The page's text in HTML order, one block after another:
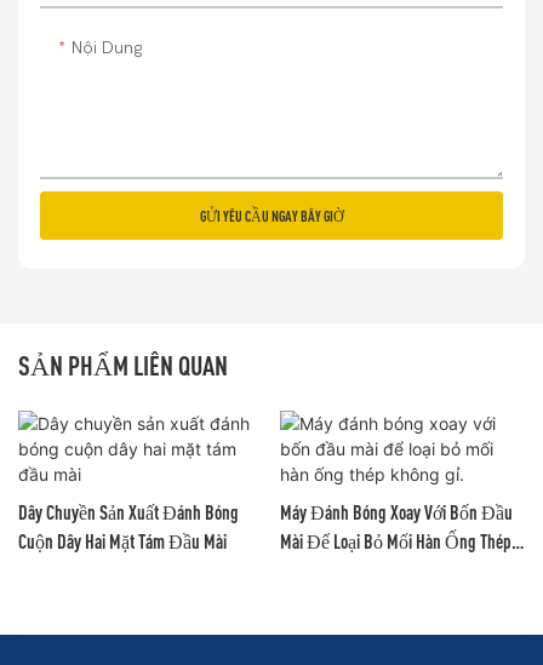
Nội Dung
GỬI YÊU CẦU NGAY BÂY GIỜ
SẢN PHẨM LIÊN QUAN
Dây Chuyền Sản Xuất Đánh Bóng
Cuộn Dây Hai Mặt Tám Đầu Mài
Máy Đánh Bóng Xoay Với Bốn Đầu
Mài Để Loại Bỏ Mối Hàn Ống Thép